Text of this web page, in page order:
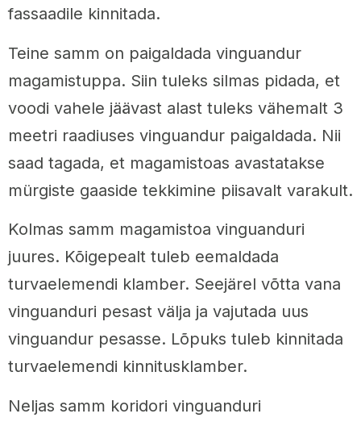
fassaadile kinnitada.
Teine samm on paigaldada vinguandur
magamistuppa. Siin tuleks silmas pidada, et
voodi vahele jäävast alast tuleks vähemalt 3
meetri raadiuses vinguandur paigaldada. Nii
saad tagada, et magamistoas avastatakse
mürgiste gaaside tekkimine piisavalt varakult.
Kolmas samm magamistoa vinguanduri
juures. Kõigepealt tuleb eemaldada
turvaelemendi klamber. Seejärel võtta vana
vinguanduri pesast välja ja vajutada uus
vinguandur pesasse. Lõpuks tuleb kinnitada
turvaelemendi kinnitusklamber.
Neljas samm koridori vinguanduri